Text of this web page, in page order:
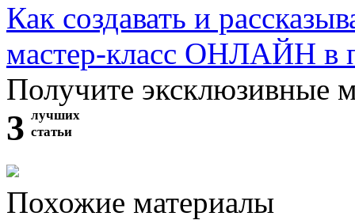
Как создавать и
мастер-класс ОНЛАЙН в
Получите эксклюзивные
3 лучших
статьи
Похожие материалы